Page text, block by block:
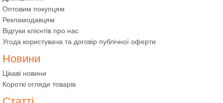
Оптовим покупцям
Рекламодавцям
Відгуки клієнтів про нас
Угода користувача та договір публічної оферти
Новини
Цікаві новини
Короткі огляди товарів